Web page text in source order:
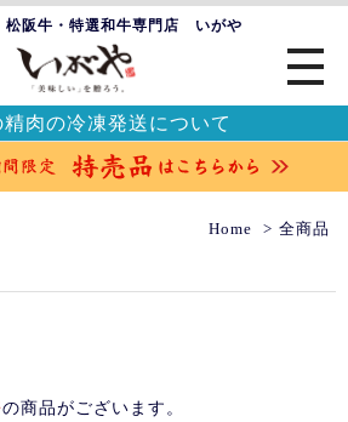
阪牛・特選和牛専門店 いがや
肉の冷凍発送について
Home 全商品
の商品がございます。